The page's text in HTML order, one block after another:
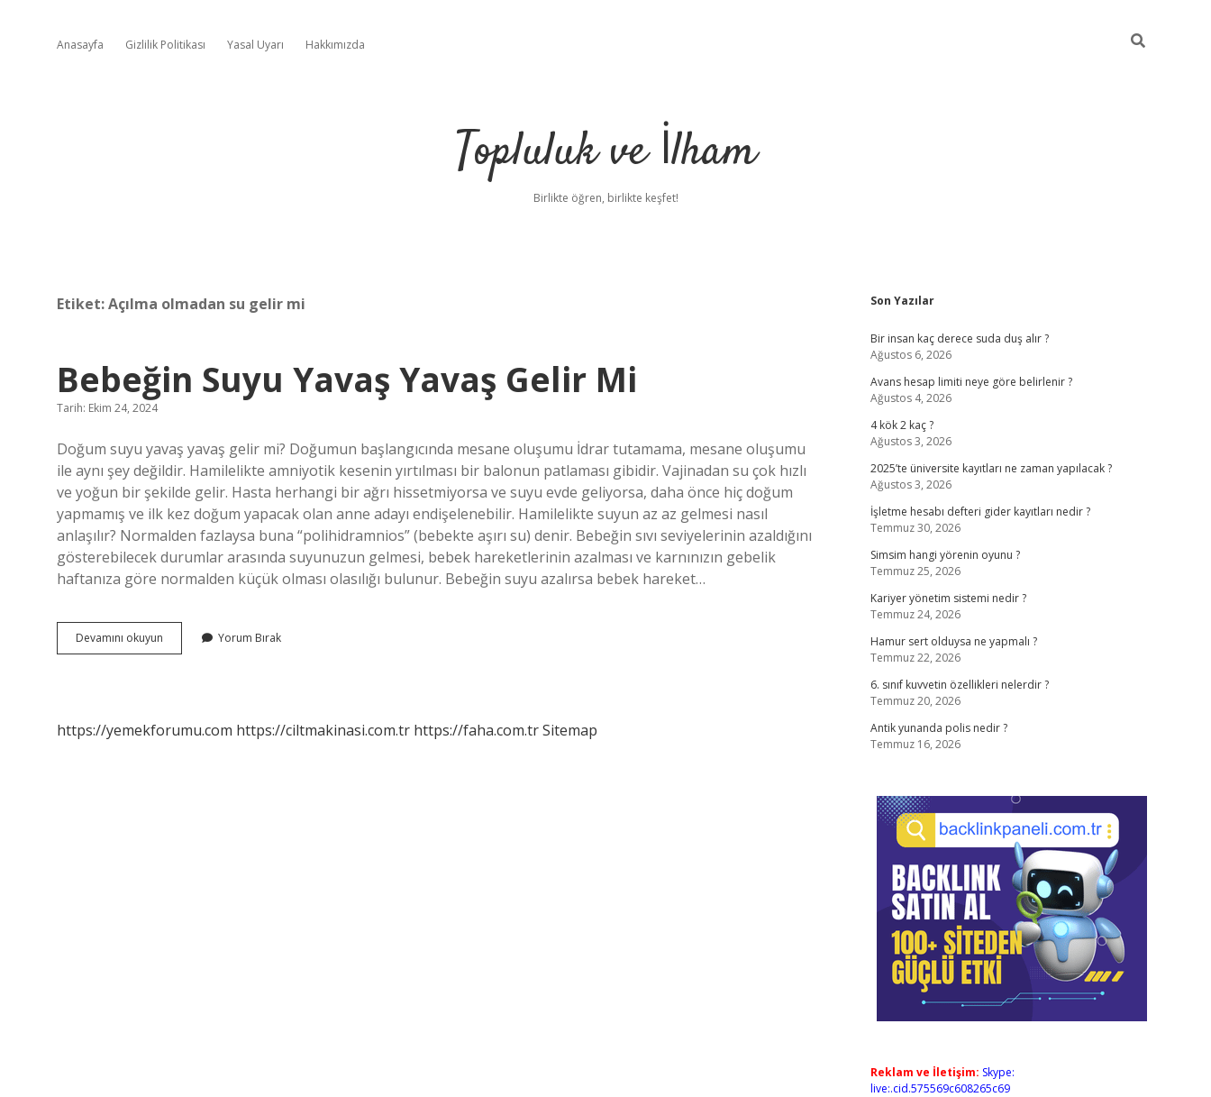
Anasayfa Gizlilik Politikası Yasal Uyarı Hakkımızda
Topluluk ve İlham
Birlikte öğren, birlikte keşfet!
Etiket:Açılma olmadan su gelir mi
Bebeğin Suyu Yavaş Yavaş Gelir Mi
Tarih: Ekim 24, 2024
Doğum suyu yavaş yavaş gelir mi? Doğumun başlangıcında mesane oluşumu İdrar tutamama, mesane oluşumu
ile aynı şey değildir. Hamilelikte amniyotik kesenin yırtılması bir balonun patlaması gibidir. Vajinadan su çok hızlı
ve yoğun bir şekilde gelir. Hasta herhangi bir ağrı hissetmiyorsa ve suyu evde geliyorsa, daha önce hiç doğum
yapmamış ve ilk kez doğum yapacak olan anne adayı endişelenebilir. Hamilelikte suyun az az gelmesi nasıl
anlaşılır? Normalden fazlaysa buna “polihidramnios” (bebekte aşırı su) denir. Bebeğin sıvı seviyelerinin azaldığını
gösterebilecek durumlar arasında suyunuzun gelmesi, bebek hareketlerinin azalması ve karnınızın gebelik
haftanıza göre normalden küçük olması olasılığı bulunur. Bebeğin suyu azalırsa bebek hareket…
Devamını okuyun Bebeğin
Suyu
Yorum Bırak
https://yemekforumu.com https://ciltmakinasi.com.tr https://faha.com.trSitemap
Sidebar
Son Yazılar
Bir insan kaç derece suda duş alır ?
Ağustos 6, 2026
Avans hesap limiti neye göre belirlenir ?
Ağustos 4, 2026
4 kök 2 kaç ?
Ağustos 3, 2026
2025’te üniversite kayıtları ne zaman yapılacak ?
Ağustos 3, 2026
İşletme hesabı defteri gider kayıtları nedir ?
Temmuz 30, 2026
Simsim hangi yörenin oyunu ?
Temmuz 25, 2026
Kariyer yönetim sistemi nedir ?
Temmuz 24, 2026
Hamur sert olduysa ne yapmalı ?
Temmuz 22, 2026
6. sınıf kuvvetin özellikleri nelerdir ?
Temmuz 20, 2026
Antik yunanda polis nedir ?
Temmuz 16, 2026
Reklam ve İletişim: Skype:
live:.cid.575569c608265c69